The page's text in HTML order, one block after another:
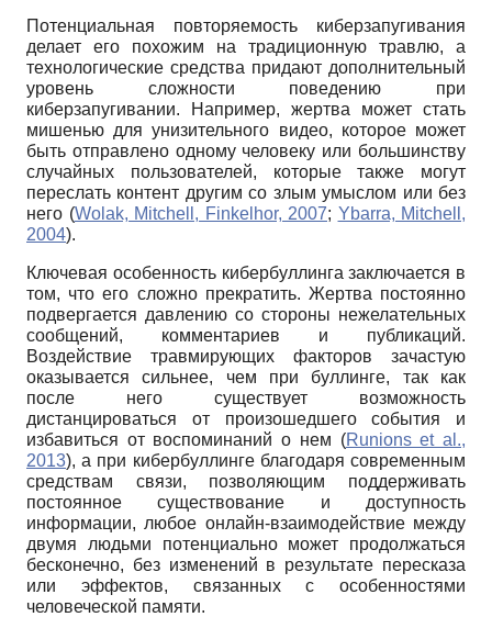
Потенциальная повторяемость киберзапугивания
делает его похожим на традиционную травлю, а
технологические средства придают дополнительный
уровень сложности поведению при
киберзапугивании. Например, жертва может стать
мишенью для унизительного видео, которое может
быть отправлено одному человеку или большинству
случайных пользователей, которые также могут
переслать контент другим со злым умыслом или без
него (Wolak, Mitchell, Finkelhor, 2007; Ybarra, Mitchell,
2004).
Ключевая особенность кибербуллинга заключается в
том, что его сложно прекратить. Жертва постоянно
подвергается давлению со стороны нежелательных
сообщений, комментариев и публикаций.
Воздействие травмирующих факторов зачастую
оказывается сильнее, чем при буллинге, так как
после него существует возможность
дистанцироваться от произошедшего события и
избавиться от воспоминаний о нем (Runions et al.,
2013), а при кибербуллинге благодаря современным
средствам связи, позволяющим поддерживать
постоянное существование и доступность
информации, любое онлайн-взаимодействие между
двумя людьми потенциально может продолжаться
бесконечно, без изменений в результате пересказа
или эффектов, связанных с особенностями
человеческой памяти.